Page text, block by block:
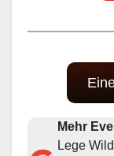
Mehr
Lege